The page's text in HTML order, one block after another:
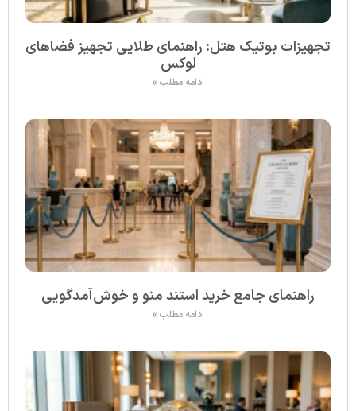
تجهیزات بوتیک هتل: راهنمای طلایی تجهیز فضاهای
لوکس
ادامه مطلب »
راهنمای جامع خرید استند منو و خوش‌آمدگویی
ادامه مطلب »